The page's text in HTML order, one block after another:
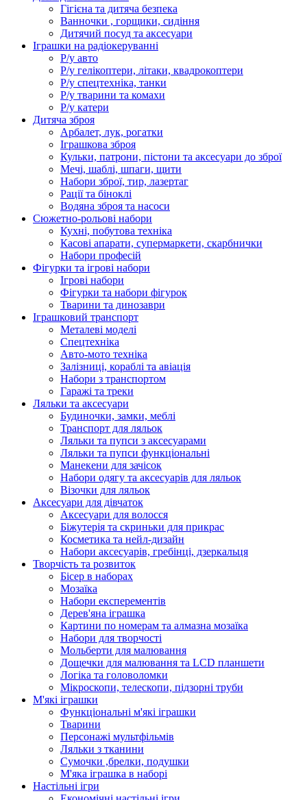
Гігієна та дитяча безпека
Ванночки , горщики, сидіння
Дитячий посуд та аксесуари
Іграшки на радіокеруванні
Р/у авто
Р/у гелікоптери, літаки, квадрокоптери
Р/у спецтехніка, танки
Р/у тварини та комахи
Р/у катери
Дитяча зброя
Арбалет, лук, рогатки
Іграшкова зброя
Кульки, патрони, пістони та аксесуари до зброї
Мечі, шаблі, шпаги, щити
Набори зброї, тир, лазертаг
Рації та біноклі
Водяна зброя та насоси
Сюжетно-рольові набори
Кухні, побутова техніка
Касові апарати, супермаркети, скарбнички
Набори професій
Фігурки та ігрові набори
Ігрові набори
Фігурки та набори фігурок
Тварини та динозаври
Іграшковий транспорт
Металеві моделі
Спецтехніка
Авто-мото техніка
Залізниці, кораблі та авіація
Набори з транспортом
Гаражі та треки
Ляльки та аксесуари
Будиночки, замки, меблі
Транспорт для ляльок
Ляльки та пупси з аксесуарами
Ляльки та пупси функціональні
Манекени для зачісок
Набори одягу та аксесуарів для ляльок
Візочки для ляльок
Аксесуари для дівчаток
Аксесуари для волосся
Біжутерія та скриньки для прикрас
Косметика та нейл-дизайн
Набори аксесуарів, гребінці, дзеркальця
Творчість та розвиток
Бісер в наборах
Мозаїка
Набори експерементів
Дерев'яна іграшка
Картини по номерам та алмазна мозаїка
Набори для творчості
Мольберти для малювання
Дощечки для малювання та LCD планшети
Логіка та головоломки
Мікроскопи, телескопи, підзорні труби
М'які іграшки
Функціональні м'які іграшки
Тварини
Персонажі мультфільмів
Ляльки з тканини
Сумочки ,брелки, подушки
М'яка іграшка в наборі
Настільні ігри